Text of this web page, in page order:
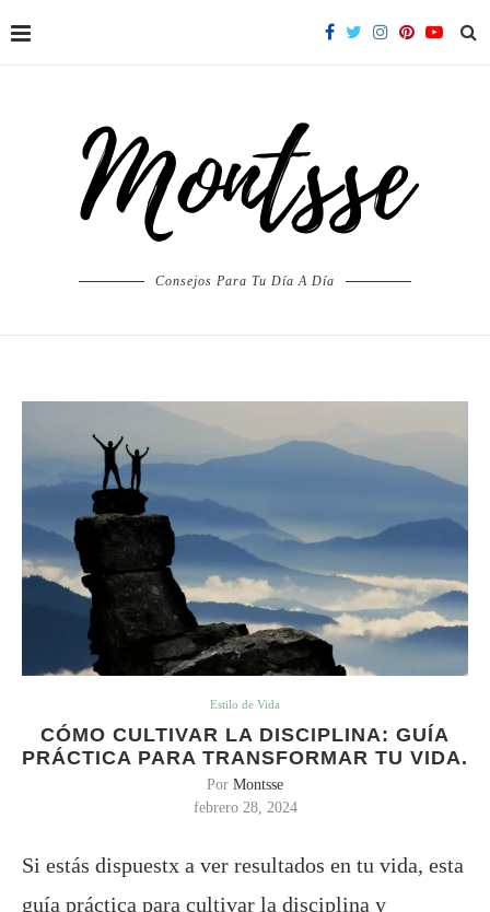
Consejos Para Tu Día A Día
Estilo de Vida
CÓMO CULTIVAR LA DISCIPLINA: GUÍA
PRÁCTICA PARA TRANSFORMAR TU VIDA.
Por Montsse
febrero 28, 2024
Si estás dispuestx a ver resultados en tu vida, esta
guía práctica para cultivar la disciplina y